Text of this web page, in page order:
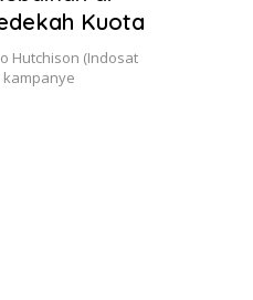
Kuota
Hutchison (Indosat
kampanye